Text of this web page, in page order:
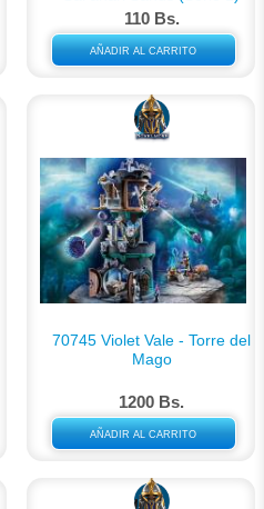
110 Bs.
AÑADIR AL CARRITO
70745 Violet Vale - Torre del
Mago
1200 Bs.
AÑADIR AL CARRITO